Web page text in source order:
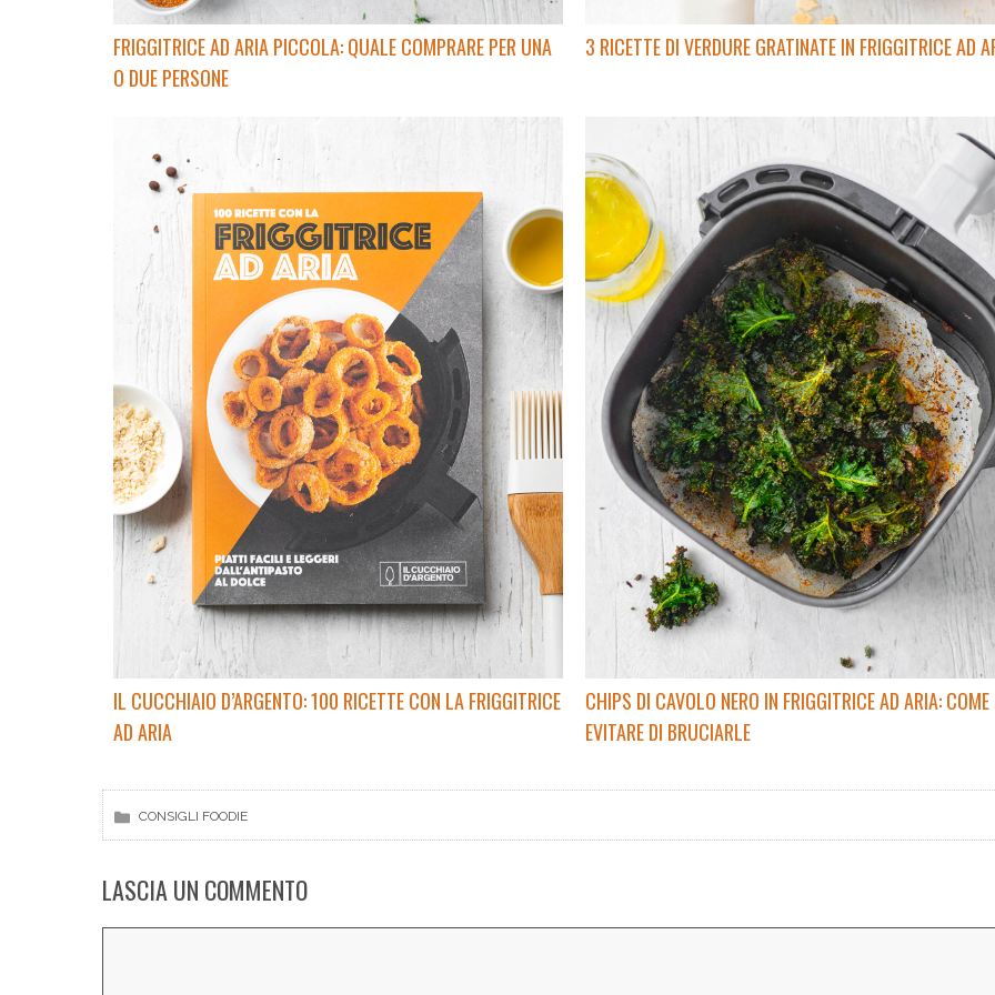
FRIGGITRICE AD ARIA PICCOLA: QUALE COMPRARE PER UNA
O DUE PERSONE
3 RICETTE DI VERDURE GRATINATE IN FRIGGITRICE AD
IL CUCCHIAIO D’ARGENTO: 100 RICETTE CON LA FRIGGITRICE
AD ARIA
CHIPS DI CAVOLO NERO IN FRIGGITRICE AD ARIA: COME
EVITARE DI BRUCIARLE
CONSIGLI FOODIE
LASCIA UN COMMENTO